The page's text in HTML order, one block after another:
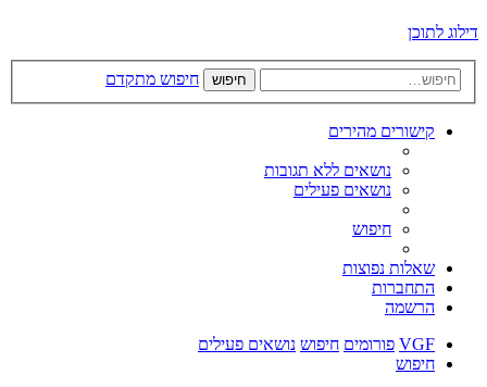
דילוג לתוכן
חיפוש חיפוש מתקדם
קישורים מהירים
נושאים ללא תגובות
נושאים פעילים
חיפוש
שאלות נפוצות
התחברות
הרשמה
VGF פורומים חיפוש נושאים פעילים
חיפוש